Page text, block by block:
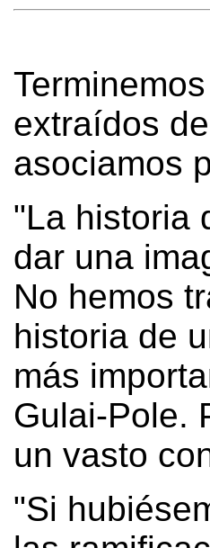
extraídos
asociamos
"La historia
dar una
No hemos
historia de
más
Gulai-Pole.
un vasto
"Si